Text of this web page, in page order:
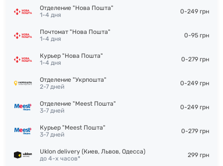
Отделение "Нова Пошта"
1-4 дня
0-249 грн
Почтомат "Нова Пошта"
1-4 дня
0-95 грн
Курьер "Нова Пошта"
1-4 дня
0-279 грн
Отделение "Укрпошта"
2-7 дней
0-249 грн
Отделение "Meest Пошта"
3-7 дней
0-249 грн
Курьер "Meest Пошта"
3-7 дней
0-279 грн
Uklon delivery (Киев, Львов, Одесса)
до 4-х часов*
299 грн